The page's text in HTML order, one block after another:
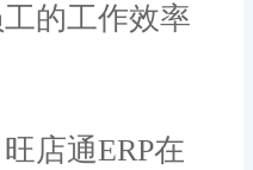
的工作效率
店通ERP在